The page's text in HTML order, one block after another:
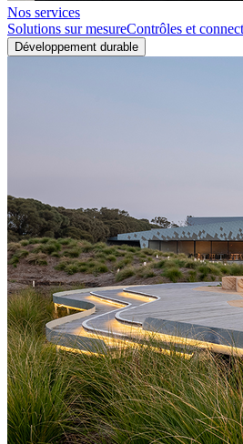
Nos services
Solutions sur mesureContrôles et
Développement durable